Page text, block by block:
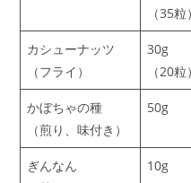
（35粒）
カシューナッツ
（フライ）
30g
（20粒）
かぼちゃの種
（煎り、味付き）
50g
ぎんなん
10g